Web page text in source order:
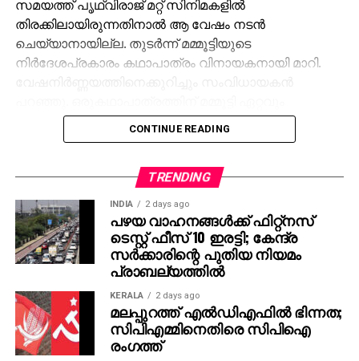
സമയത്ത് പൃഥ്വിരാജ് മറ്റ് സിനിമകളില്‍
തിരക്കിലായിരുന്നതിനാല്‍ ആ വേഷം നടന്‍
ചെയ്യാനായില്ല. തുടര്‍ന്ന് മമ്മൂട്ടിയുടെ
നിര്‍ദേശപ്രകാരം കഥാപാത്രം വിനായകനായി മാറി.
അനുയോജ്യനാണെന്ന് തോന്നിയതിനാല്‍
എക്‌സിക്യൂട്ടീവ് പ്രൊഡ്യൂസര്‍ വിവേക് ദാമോദരന്‍
തങ്ങള്‍ക്ക് മനസ്സിലുണ്ടായിരുന്നതുപോലെ തന്നെയാണ്
പൃഥ്വിരാജും ആ വേഷം മമ്മൂക്ക ചെയ്യണം എന്ന്
നിര്‍ദേശിച്ചതെന്നും അദ്ദേഹം വെളിപ്പെടുത്തി. ജിതിന്‍
കെ. ജോസ് പറഞ്ഞു പോലെ, വിനായകന്‍ അവതരിപ്പിച്ച
വേഷം തന്നെയാണ് ആദ്യം പൃഥ്വിരാജിന്
പരിഗണിച്ചത്. മമ്മൂട്ടി കമ്പനി നിര്‍മിച്ച ‘കളങ്കാവല്‍’
നവംബര്‍ 27ന് തീയേറ്ററുകളില്‍ റിലീസ് ചെയ്യും.
CONTINUE READING
TRENDING
INDIA 2 days ago
പഴയ വാഹനങ്ങള്‍ക്ക് ഫിറ്റ്‌നസ്
ടെസ്റ്റ് ഫീസ് 10 ഇരട്ടി; കേന്ദ്ര
സര്‍ക്കാരിന്റെ പുതിയ നിയമം
പ്രാബല്യത്തില്‍
KERALA 2 days ago
മലപ്പുറത്ത് എല്‍ഡിഎഫില്‍ ഭിന്നത;
സിപിഎമ്മിനെതിരെ സിപിഐ
രംഗത്ത്